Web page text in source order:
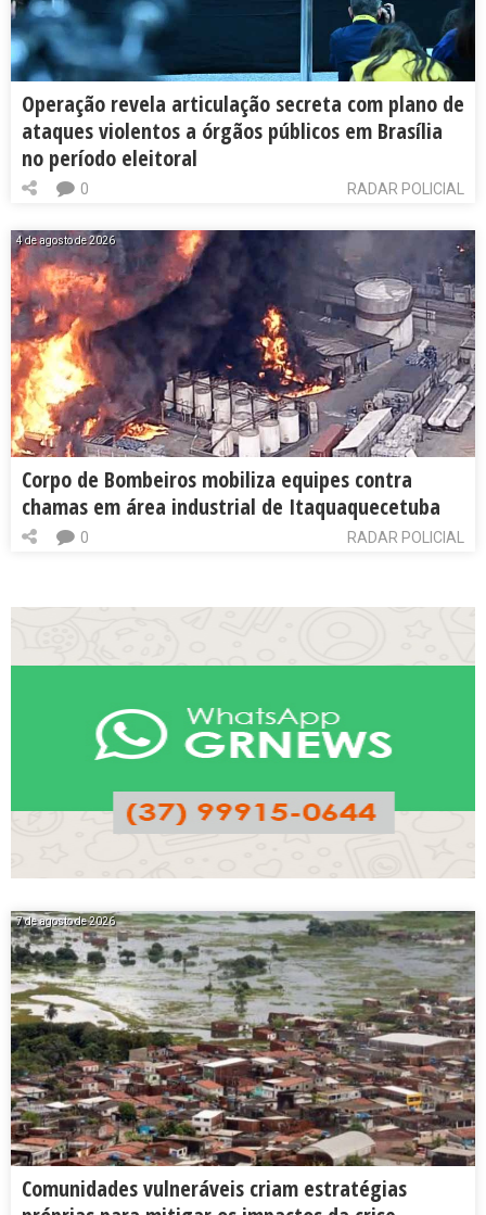
Operação revela articulação secreta com plano de
ataques violentos a órgãos públicos em Brasília
no período eleitoral
RADAR POLICIAL
0
4 de agosto de 2026
Corpo de Bombeiros mobiliza equipes contra
chamas em área industrial de Itaquaquecetuba
RADAR POLICIAL
0
7 de agosto de 2026
Comunidades vulneráveis criam estratégias